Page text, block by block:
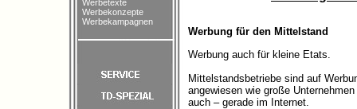
Werbetexte
Werbekonzepte
Werbekampagnen
Werbung für den Mittelstand
Werbung auch für kleine Etats.
Mittelstandsbetriebe sind auf
angewiesen wie große Unternehmen
auch – gerade im Internet.